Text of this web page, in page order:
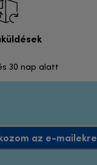
30 nap alatt
az e-mailekre